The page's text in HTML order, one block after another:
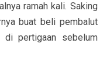
ramah kali. Saking
buat beli pembalut
pertigaan sebelum